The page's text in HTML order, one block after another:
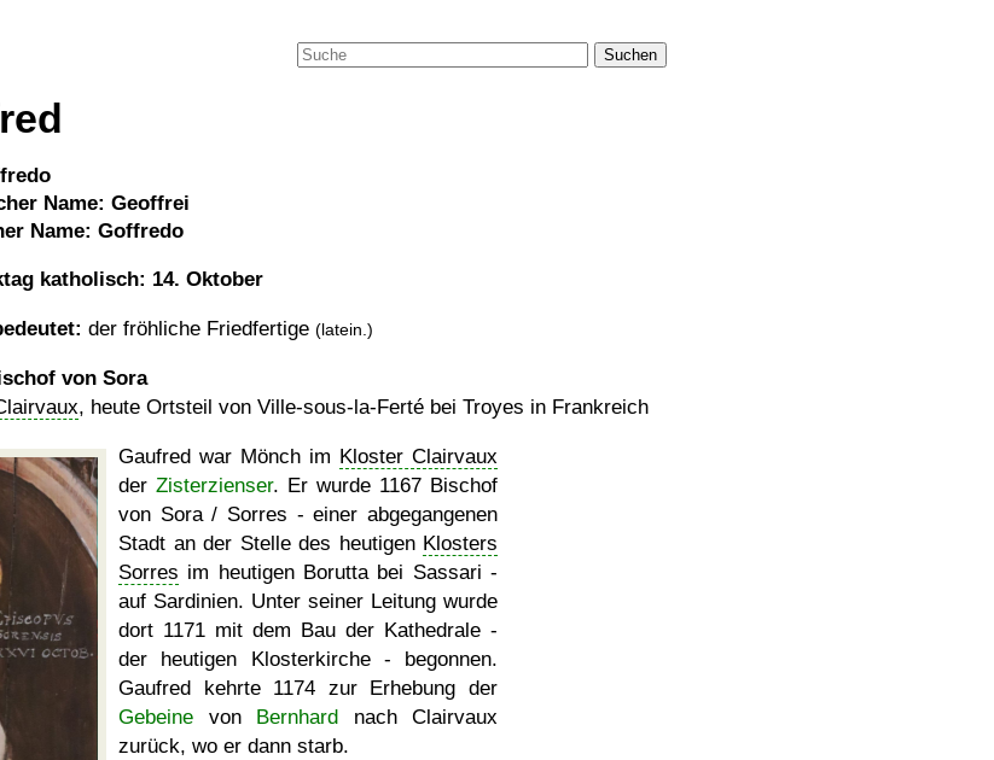
Suchen
Name: Geoffrei
Name: Goffredo
katholisch: 14. Oktober
der fröhliche Friedfertige (latein.)
von Sora
, heute Ortsteil von Ville-sous-la-Ferté bei Troyes in Frankreich
Gaufred war Mönch im Kloster Clairvaux
der Zisterzienser. Er wurde 1167 Bischof
von Sora / Sorres - einer abgegangenen
Stadt an der Stelle des heutigen Klosters
Sorres im heutigen Borutta bei Sassari -
auf Sardinien. Unter seiner Leitung wurde
dort 1171 mit dem Bau der Kathedrale -
der heutigen Klosterkirche - begonnen.
Gaufred kehrte 1174 zur Erhebung der
Gebeine von Bernhard nach Clairvaux
zurück, wo er dann starb.